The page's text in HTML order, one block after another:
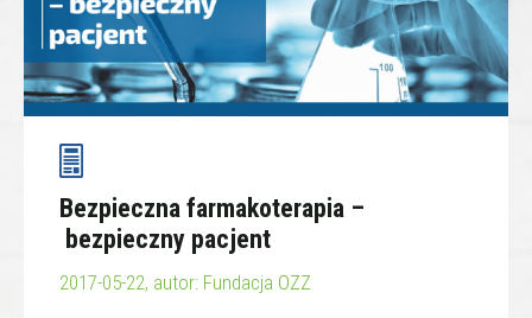
Bezpieczna farmakoterapia –
bezpieczny pacjent
2017-05-22, autor: Fundacja OZZ